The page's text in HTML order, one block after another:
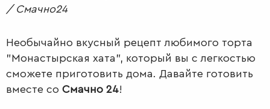
/ Смачно24
Необычайно вкусный рецепт любимого торта
"Монастырская хата", который вы с легкостью
сможете приготовить дома. Давайте готовить
вместе со Смачно 24!